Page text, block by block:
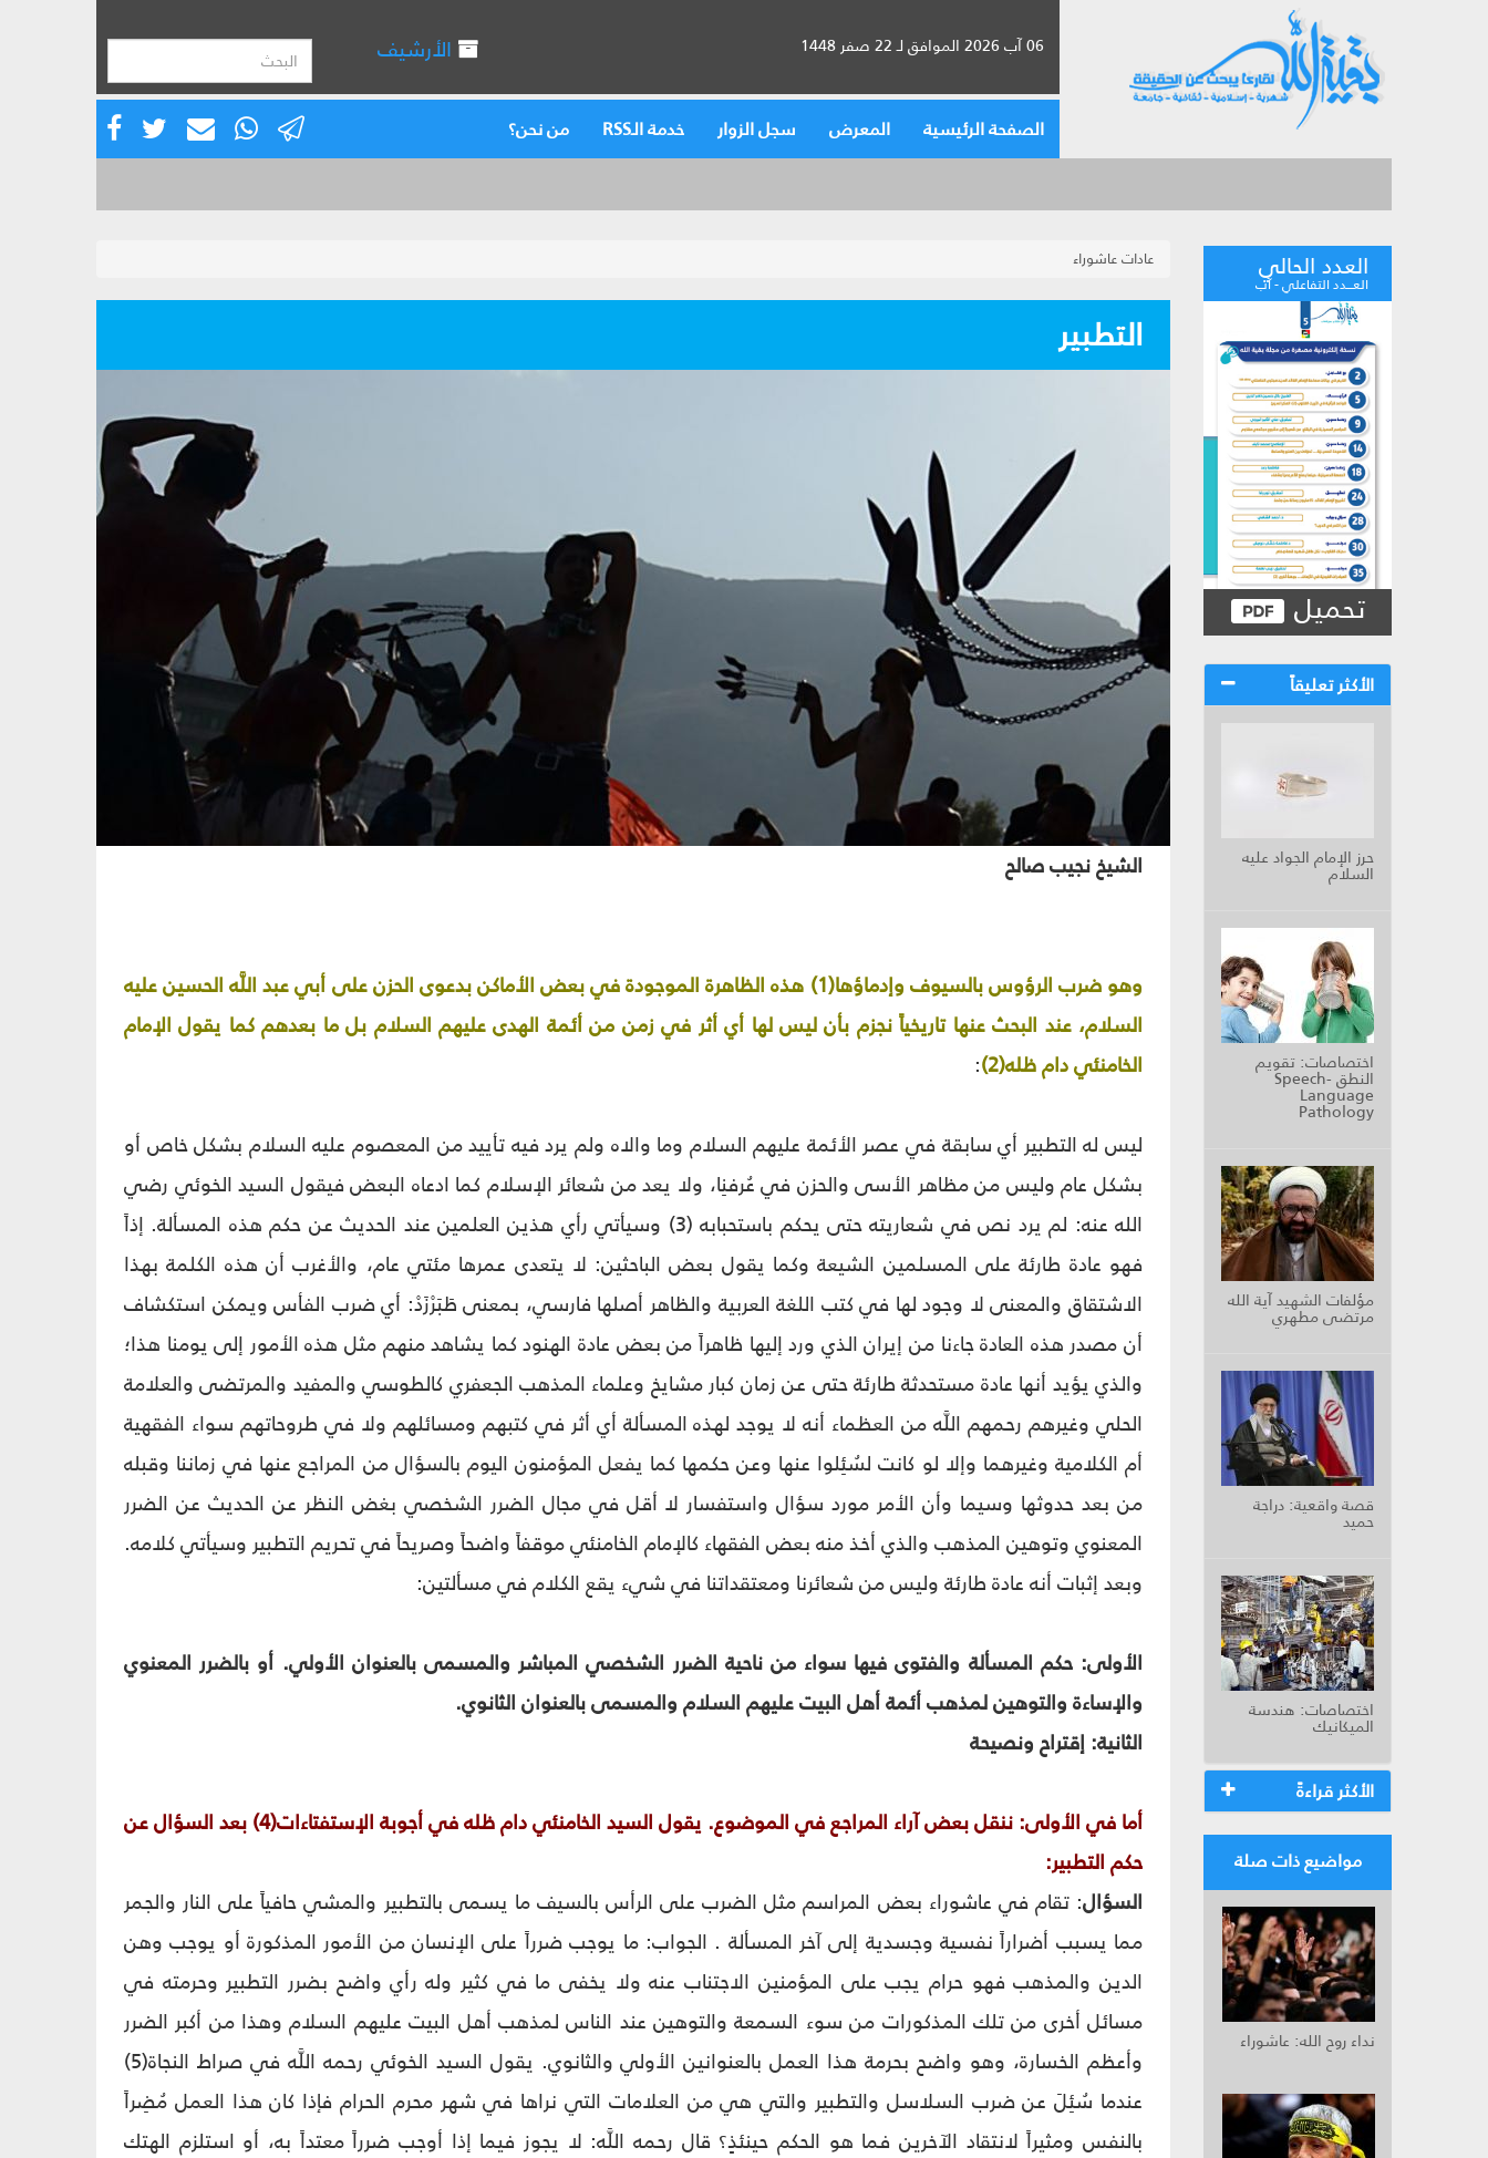
06 آب 2026 الموافق لـ 22 صفر 1448 الأرشيف
الصفحة الرئيسية المعرض سجل الزوار خدمة الـRSS من نحن؟
العدد الحالي
العـــدد التفاعلي - آب
تحميل
الأكثر تعليقاً
حرز الإمام الجواد عليه
السلام
اختصاصات: تقويم
النطق Speech-
Language
Pathology
مؤلفات الشهيد آية الله
مرتضى مطهري
قصة واقعية: دراجة
حميد
اختصاصات: هندسة
الميكانيك
الأكثر قراءةً
مواضيع ذات صلة
نداء روح الله: عاشوراء
عادات عاشوراء
التطبير
الشيخ نجيب صالح
وهو ضرب الرؤوس بالسيوف وإدماؤها(1) هذه الظاهرة الموجودة في بعض الأماكن بدعوى الحزن على أبي عبد اللَّه الحسين عليه
السلام، عند البحث عنها تاريخياً نجزم بأن ليس لها أي أثر في زمن من أئمة الهدى عليهم السلام بل ما بعدهم كما يقول الإمام
الخامنئي دام ظله(2)
:
ليس له التطبير أي سابقة في عصر الأئمة عليهم السلام وما والاه ولم يرد فيه تأييد من المعصوم عليه السلام بشكل خاص أو
بشكل عام وليس من مظاهر الأسى والحزن في عُرفنِا، ولا يعد من شعائر الإسلام كما ادعاه البعض فيقول السيد الخوئي رضي
الله عنه: لم يرد نص في شعاريته حتى يحكم باستحبابه (3) وسيأتي رأي هذين العلمين عند الحديث عن حكم هذه المسألة. إذاً
فهو عادة طارئة على المسلمين الشيعة وكما يقول بعض الباحثين: لا يتعدى عمرها مئتي عام، والأغرب أن هذه الكلمة بهذا
الاشتقاق والمعنى لا وجود لها في كتب اللغة العربية والظاهر أصلها فارسي، بمعنى طَبَرْزَدْ: أي ضرب الفأس ويمكن استكشاف
أن مصدر هذه العادة جاءنا من إيران الذي ورد إليها ظاهراً من بعض عادة الهنود كما يشاهد منهم مثل هذه الأمور إلى يومنا هذا؛
والذي يؤيد أنها عادة مستحدثة طارئة حتى عن زمان كبار مشايخ وعلماء المذهب الجعفري كالطوسي والمفيد والمرتضى والعلامة
الحلي وغيرهم رحمهم اللَّه من العظماء أنه لا يوجد لهذه المسألة أي أثر في كتبهم ومسائلهم ولا في طروحاتهم سواء الفقهية
أم الكلامية وغيرهما وإلا لو كانت لسُئِلوا عنها وعن حكمها كما يفعل المؤمنون اليوم بالسؤال من المراجع عنها في زماننا وقبله
من بعد حدوثها وسيما وأن الأمر مورد سؤال واستفسار لا أقل في مجال الضرر الشخصي بغض النظر عن الحديث عن الضرر
المعنوي وتوهين المذهب والذي أخذ منه بعض الفقهاء كالإمام الخامنئي موقفاً واضحاً وصريحاً في تحريم التطبير وسيأتي كلامه.
وبعد إثبات أنه عادة طارئة وليس من شعائرنا ومعتقداتنا في شي‏ء يقع الكلام في مسألتين:
الأولى: حكم المسألة والفتوى فيها سواء من ناحية الضرر الشخصي المباشر والمسمى بالعنوان الأولي. أو بالضرر المعنوي
والإساءة والتوهين لمذهب أئمة أهل البيت عليهم السلام والمسمى بالعنوان الثانوي.
الثانية: إقتراح ونصيحة
أما في الأولى: ننقل بعض آراء المراجع في الموضوع. يقول السيد الخامنئي دام ظله في أجوبة الإستفتاءات(4) بعد السؤال عن
حكم التطبير:
السؤال: تقام في عاشوراء بعض المراسم مثل الضرب على الرأس بالسيف ما يسمى بالتطبير والمشي حافياً على النار والجمر
مما يسبب أضراراً نفسية وجسدية إلى آخر المسألة . الجواب: ما يوجب ضرراً على الإنسان من الأمور المذكورة أو يوجب وهن
الدين والمذهب فهو حرام يجب على المؤمنين الاجتناب عنه ولا يخفى ما في كثير وله رأي واضح بضرر التطبير وحرمته في
مسائل أخرى من تلك المذكورات من سوء السمعة والتوهين عند الناس لمذهب أهل البيت عليهم السلام وهذا من أكبر الضرر
وأعظم الخسارة، وهو واضح بحرمة هذا العمل بالعنوانين الأولي والثانوي. يقول السيد الخوئي رحمه اللَّه في صراط النجاة(5)
عندما سُئِلَ عن ضرب السلاسل والتطبير والتي هي من العلامات التي نراها في شهر محرم الحرام فإذا كان هذا العمل مُضِراً
بالنفس ومثيراً لانتقاد الآخرين فما هو الحكم حينئذٍ؟ قال رحمه اللَّه: لا يجوز فيما إذا أوجب ضرراً معتداً به، أو استلزم الهتك